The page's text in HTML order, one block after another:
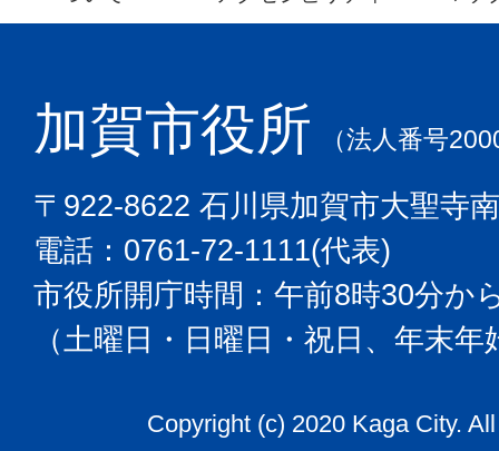
加賀市役所 （法人番号
〒922-8622 石川県加賀市大聖寺
電話：0761-72-1111(代表)
市役所開庁時間：午前8時30分か
（土曜日・日曜日・祝日、年末
Copyright (c) 2020 Kaga City.